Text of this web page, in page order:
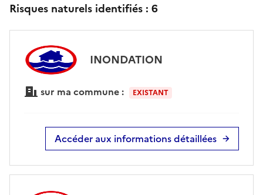
Risques naturels identifiés : 6
INONDATION
sur ma commune : EXISTANT
Accéder aux informations détaillées